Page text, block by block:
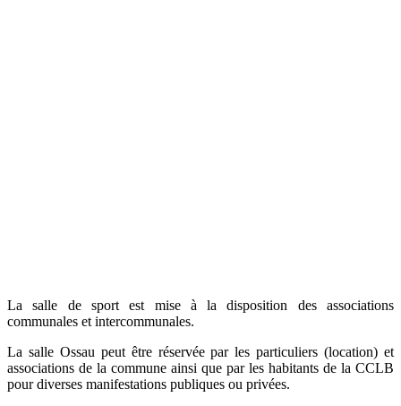
La salle de sport est mise à la disposition des associations
communales et intercommunales.
La salle Ossau peut être réservée par les particuliers (location) et
associations de la commune ainsi que par les habitants de la CCLB
pour diverses manifestations publiques ou privées.